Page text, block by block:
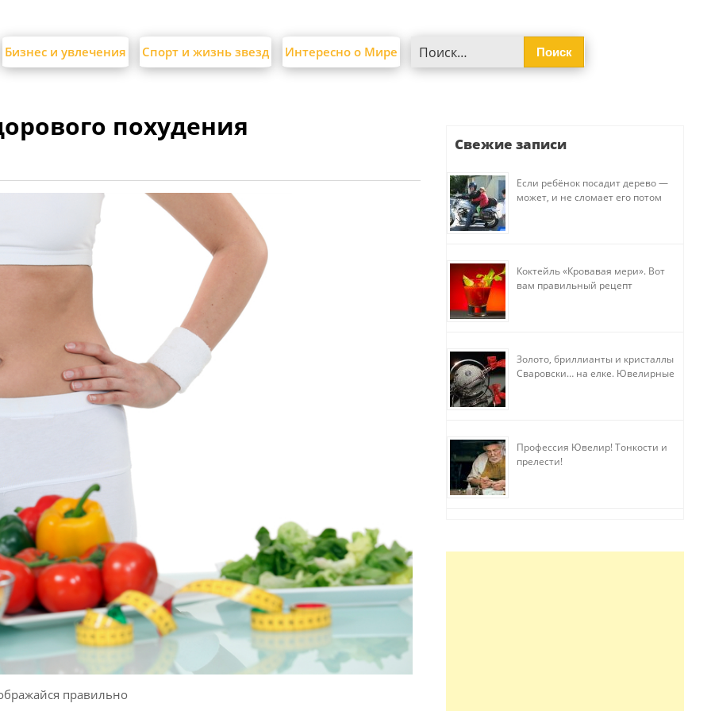
Бизнес и увлечения Спорт и жизнь звезд Интересно о Мире
похудения
правильно
Свежие записи
Если ребёнок посадит дерево —
может, и не сломает его потом
Коктейль «Кровавая мери». Вот
вам правильный рецепт
Золото, бриллианты и кристаллы
Сваровски… на елке. Ювелирные
Профессия Ювелир! Тонкости и
прелести!